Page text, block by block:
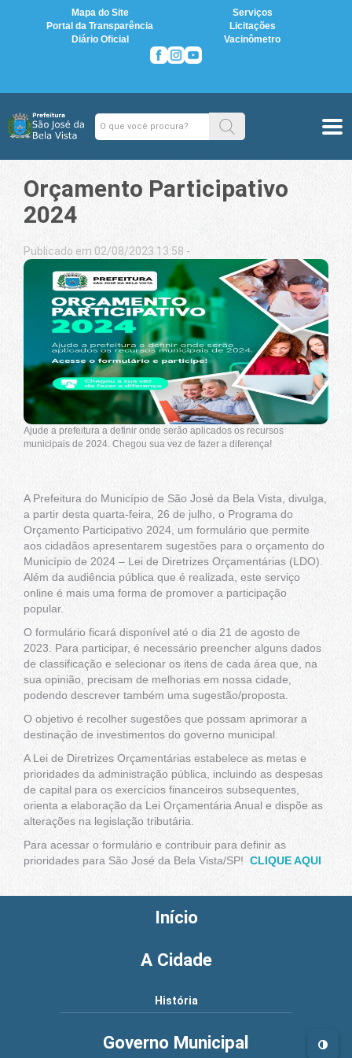
Mapa do Site
Serviços
Portal da Transparência
Licitações
Diário Oficial
Vacinômetro
Orçamento Participativo
2024
Publicado em 02/08/2023 13:58 -
Ajude a prefeitura a definir onde serão aplicados os recursos
municipais de 2024. Chegou sua vez de fazer a diferença!
A Prefeitura do Município de São José da Bela Vista, divulga,
a partir desta quarta-feira, 26 de julho, o Programa do
Orçamento Participativo 2024, um formulário que permite
aos cidadãos apresentarem sugestões para o orçamento do
Município de 2024 – Lei de Diretrizes Orçamentárias (LDO).
Além da audiência pública que é realizada, este serviço
online é mais uma forma de promover a participação
popular.
O formulário ficará disponível até o dia 21 de agosto de
2023. Para participar, é necessário preencher alguns dados
de classificação e selecionar os itens de cada área que, na
sua opinião, precisam de melhorias em nossa cidade,
podendo descrever também uma sugestão/proposta.
O objetivo é recolher sugestões que possam aprimorar a
destinação de investimentos do governo municipal.
A Lei de Diretrizes Orçamentárias estabelece as metas e
prioridades da administração pública, incluindo as despesas
de capital para os exercícios financeiros subsequentes,
orienta a elaboração da Lei Orçamentária Anual e dispõe as
alterações na legislação tributária.
Para acessar o formulário e contribuir para definir as
prioridades para São José da Bela Vista/SP! CLIQUE AQUI
Início
A Cidade
História
Governo Municipal